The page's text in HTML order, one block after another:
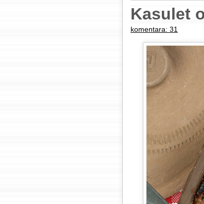
Kasulet
komentara: 31